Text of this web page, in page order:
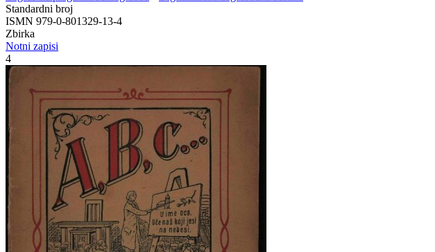
Standardni broj
ISMN 979-0-801329-13-4
Zbirka
Notni zapisi
4